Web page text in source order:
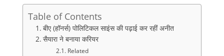
Table of Contents
बीए (हॉनर्स) पोलिटिकल साइंस की पढ़ाई कर रहीं अनीत
सैयारा ने बनाया करियर
Related